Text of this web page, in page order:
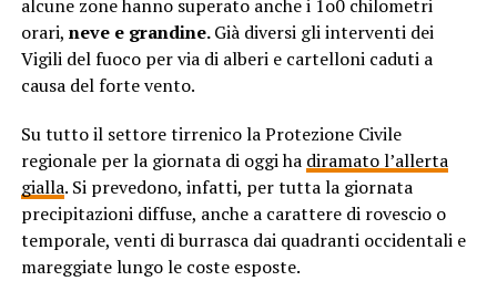
alcune zone hanno superato anche i 1o0 chilometri
orari, neve e grandine.Già diversi gli interventi dei
Vigili del fuoco per via di alberi e cartelloni caduti a
causa del forte vento.
Su tutto il settore tirrenico la Protezione Civile
regionale per la giornata di oggi ha diramato l’allerta
gialla. Si prevedono, infatti, per tutta la giornata
precipitazioni diffuse, anche a carattere di rovescio o
temporale, venti di burrasca dai quadranti occidentali e
mareggiate lungo le coste esposte.